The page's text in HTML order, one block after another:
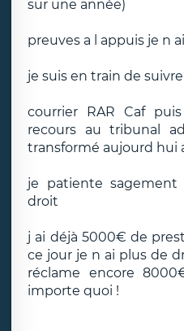
sur une année)
preuves a l appuis je n
je suis en train de
courrier RAR Caf
recours au tribunal
transformé aujourd hui
je patiente
droit
j ai déjà 5000€ de
ce jour je n ai plus de
réclame encore
importe quoi !